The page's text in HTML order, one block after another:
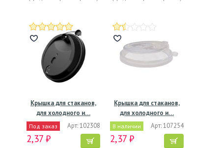
Крышка для стаканов,
для холодного и…
Под заказ Арт: 102308
2,37 ₽
Крышка для стаканов,
для холодного и…
В наличии Арт: 107254
2,37 ₽